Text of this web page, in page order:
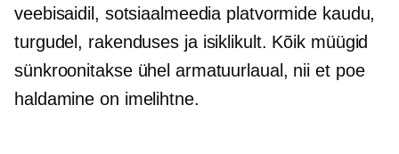
veebisaidil, sotsiaalmeedia platvormide kaudu,
turgudel, rakenduses ja isiklikult. Kõik müügid
sünkroonitakse ühel armatuurlaual, nii et poe
haldamine on imelihtne.